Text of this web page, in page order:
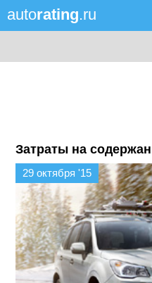
autorating.ru
Затраты на
29 октября '15